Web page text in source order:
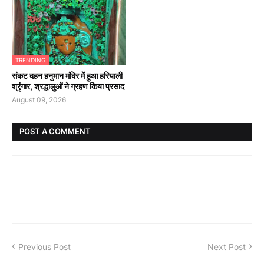
TRENDING
संकट दहन हनुमान मंदिर में हुआ हरियाली
श्रृंगार, श्रद्धालुओं ने ग्रहण किया प्रसाद
August 09, 2026
POST A COMMENT
Previous Post Next Post